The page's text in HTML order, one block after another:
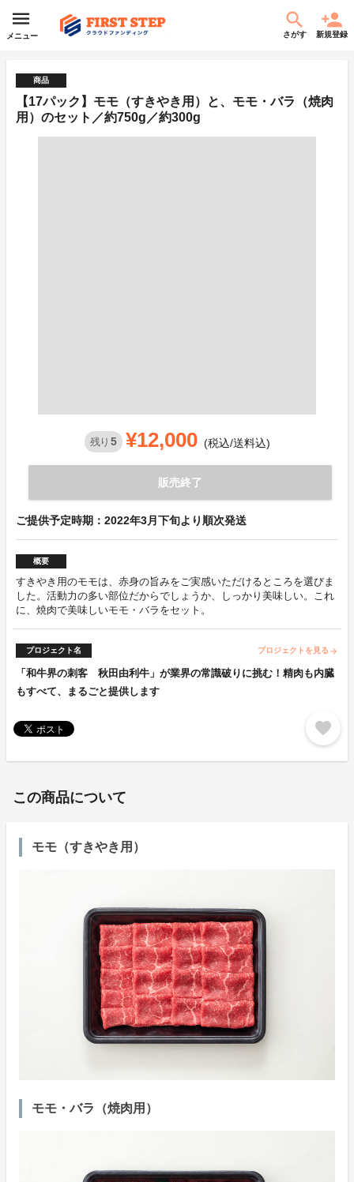
メニュー さがす 新規登録
商品
【17パック】モモ（すきやき用）と、モモ・バラ（焼肉
用）のセット／約750g／約300g
残り 5 ¥12,000 (税込/送料込)
販売終了
ご提供予定時期：2022年3月下旬より順次発送
概要
すきやき用のモモは、赤身の旨みをご実感いただけるところを選びま
した。活動力の多い部位だからでしょうか、しっかり美味しい。これ
に、焼肉で美味しいモモ・バラをセット。
プロジェクト名 プロジェクトを見る arrow_forward
「和牛界の刺客 秋田由利牛」が業界の常識破りに挑む！精肉も内臓
もすべて、まるごと提供します
favorite
この商品について
モモ（すきやき用）
モモ・バラ（焼肉用）